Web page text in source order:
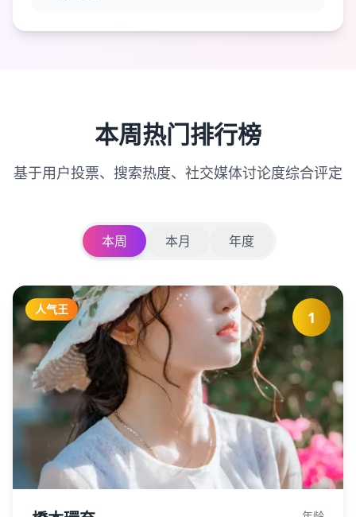
本周热门排行榜
基于用户投票、搜索热度、社交媒体讨论度综合评定
本周 本月 年度
人气王 1